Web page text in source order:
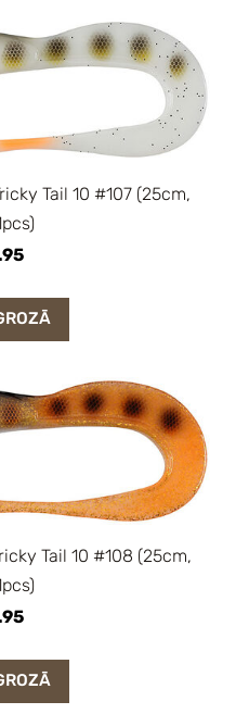
Tail 10 #107 (25cm,
Tail 10 #108 (25cm,